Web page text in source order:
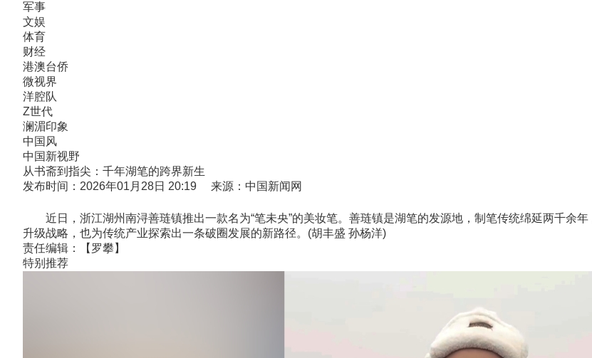
军事
文娱
体育
财经
港澳台侨
微视界
洋腔队
Z世代
澜湄印象
中国风
中国新视野
从书斋到指尖：千年湖笔的跨界新生
发布时间：2026年01月28日 20:19 来源：中国新闻网
近日，浙江湖州南浔善琏镇推出一款名为“笔未央”的美妆笔。善琏镇是湖笔的发源地，制笔传统绵延两千余年
升级战略，也为传统产业探索出一条破圈发展的新路径。(胡丰盛 孙杨洋)
责任编辑：【罗攀】
特别推荐